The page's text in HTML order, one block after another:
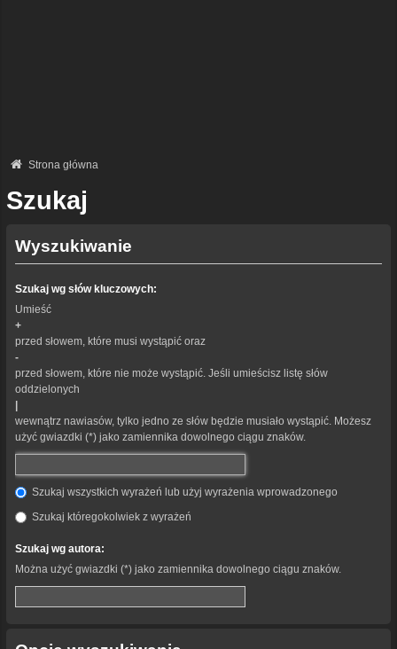
Strona główna
Szukaj
Wyszukiwanie
Szukaj wg słów kluczowych:
Umieść
+
przed słowem, które musi wystąpić oraz
-
przed słowem, które nie może wystąpić. Jeśli umieścisz listę słów
oddzielonych
wewnątrz nawiasów, tylko jedno ze słów będzie musiało wystąpić. Możesz
użyć gwiazdki (*) jako zamiennika dowolnego ciągu znaków.
Szukaj wszystkich wyrażeń lub użyj wyrażenia wprowadzonego
Szukaj któregokolwiek z wyrażeń
Szukaj wg autora:
Można użyć gwiazdki (*) jako zamiennika dowolnego ciągu znaków.